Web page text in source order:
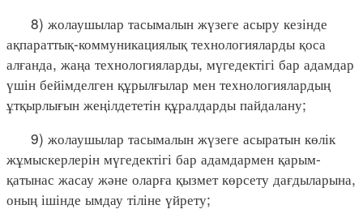
8) жолаушылар тасымалын жүзеге асыру кезінде
ақпараттық-коммуникациялық технологияларды қоса
алғанда, жаңа технологияларды, мүгедектігі бар адамдар
үшін бейімделген құрылғылар мен технологиялардың
ұтқырлығын жеңілдететін құралдарды пайдалану;
9) жолаушылар тасымалын жүзеге асыратын көлік
жұмыскерлерін мүгедектігі бар адамдармен қарым-
қатынас жасау және оларға қызмет көрсету дағдыларына,
оның ішінде ымдау тіліне үйрету;